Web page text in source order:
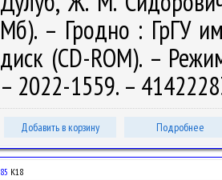
Мб). – Гродно : ГрГУ
диск (CD-ROM). –
– 2022-1559. –
Добавить в корзину Подробнее
85 К18